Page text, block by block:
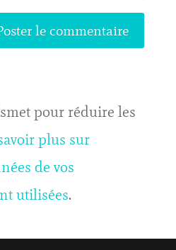
pour réduire les
plus sur
de vos
utilisées.